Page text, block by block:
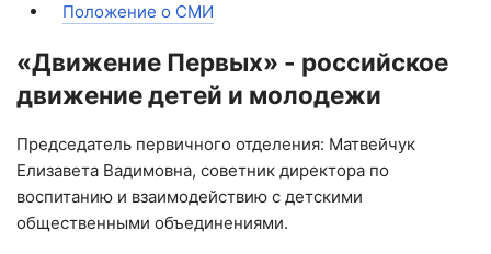
Положение о СМИ
«Движение Первых» - российское
движение детей и молодежи
Председатель первичного отделения: Матвейчук
Елизавета Вадимовна, советник директора по
воспитанию и взаимодействию с детскими
общественными объединениями.